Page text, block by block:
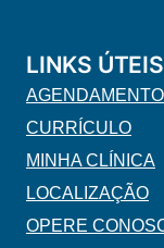
LINKS ÚTEIS
CURRÍCULO
MINHA CLÍNICA
LOCALIZAÇÃO
OPERE